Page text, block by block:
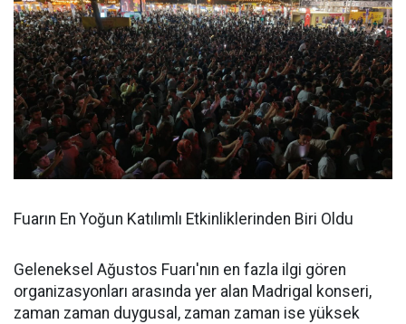
Fuarın En Yoğun Katılımlı Etkinliklerinden Biri Oldu
Geleneksel Ağustos Fuarı'nın en fazla ilgi gören
organizasyonları arasında yer alan Madrigal konseri,
zaman zaman duygusal, zaman zaman ise yüksek